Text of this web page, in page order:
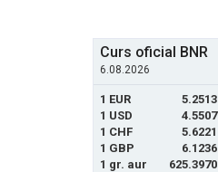
Curs oficial BNR
6.08.2026
1 EUR
5.2513
1 USD
4.5507
1 CHF
5.6221
1 GBP
6.1236
1 gr. aur
625.3970